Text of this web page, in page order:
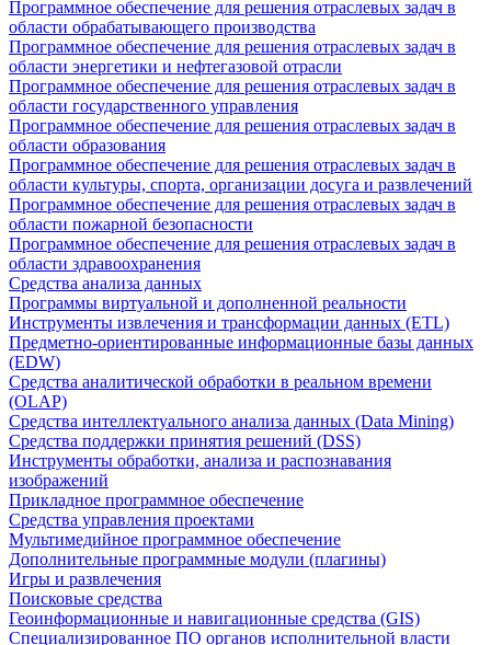
Программное обеспечение для решения отраслевых задач в
области обрабатывающего производства
Программное обеспечение для решения отраслевых задач в
области энергетики и нефтегазовой отрасли
Программное обеспечение для решения отраслевых задач в
области государственного управления
Программное обеспечение для решения отраслевых задач в
области образования
Программное обеспечение для решения отраслевых задач в
области культуры, спорта, организации досуга и развлечений
Программное обеспечение для решения отраслевых задач в
области пожарной безопасности
Программное обеспечение для решения отраслевых задач в
области здравоохранения
Средства анализа данных
Программы виртуальной и дополненной реальности
Инструменты извлечения и трансформации данных (ETL)
Предметно-ориентированные информационные базы данных
(EDW)
Средства аналитической обработки в реальном времени
(OLAP)
Средства интеллектуального анализа данных (Data Mining)
Средства поддержки принятия решений (DSS)
Инструменты обработки, анализа и распознавания
изображений
Прикладное программное обеспечение
Средства управления проектами
Мультимедийное программное обеспечение
Дополнительные программные модули (плагины)
Игры и развлечения
Поисковые средства
Геоинформационные и навигационные средства (GIS)
Специализированное ПО органов исполнительной власти